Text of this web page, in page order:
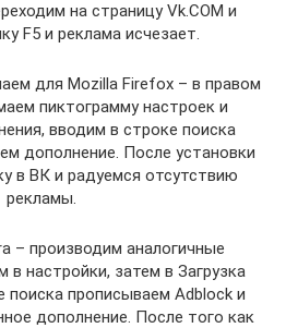
на страницу Vk.COM и
F5 и реклама исчезает.
для Mozilla Firefox – в правом
пиктограмму настроек и
вводим в строке поиска
дополнение. После установки
в ВК и радуемся отсутствию
рекламы.
– производим аналогичные
в настройки, затем в Загрузка
поиска прописываем Adblock и
дополнение. После того как